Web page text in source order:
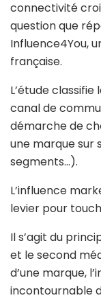
connectivité
question que
Influence4You,
française.
L’étude
canal de
démarche de
une marque sur
segments…).
L’influence
levier pour
Il s’agit du
et le second
d’une marque,
incontournable